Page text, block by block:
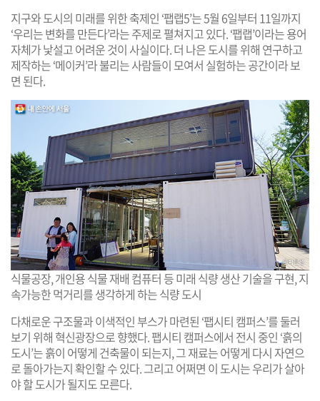
지구와 도시의 미래를 위한 축제인 ‘팹랩5’는 5월 6일부터 11일까지
‘우리는 변화를 만든다’라는 주제로 펼쳐지고 있다. ‘팹랩’이라는 용어
자체가 낯설고 어려운 것이 사실이다. 더 나은 도시를 위해 연구하고
제작하는 ‘메이커’라 불리는 사람들이 모여서 실험하는 공간이라 보
면 된다.
식물공장, 개인용 식물 재배 컴퓨터 등 미래 식량 생산 기술을 구현, 지
속가능한 먹거리를 생각하게 하는 식량 도시
다채로운 구조물과 이색적인 부스가 마련된 ‘팹시티 캠퍼스’를 둘러
보기 위해 혁신광장으로 향했다. 팹시티 캠퍼스에서 전시 중인 ‘흙의
도시’는 흙이 어떻게 건축물이 되는지, 그 재료는 어떻게 다시 자연으
로 돌아가는지 확인할 수 있다. 그리고 어쩌면 이 도시는 우리가 살아
야 할 도시가 될지도 모른다.